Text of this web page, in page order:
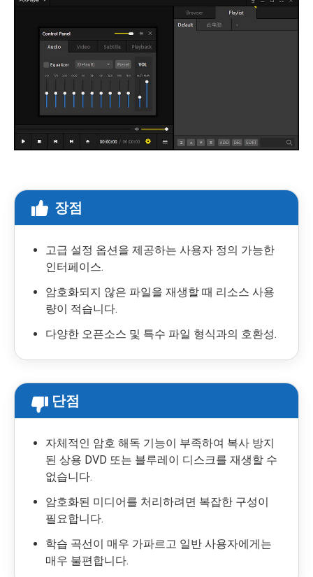
장점
고급 설정 옵션을 제공하는 사용자 정의 가능한
인터페이스.
암호화되지 않은 파일을 재생할 때 리소스 사용
량이 적습니다.
다양한 오픈소스 및 특수 파일 형식과의 호환성.
단점
자체적인 암호 해독 기능이 부족하여 복사 방지
된 상용 DVD 또는 블루레이 디스크를 재생할 수
없습니다.
암호화된 미디어를 처리하려면 복잡한 구성이
필요합니다.
학습 곡선이 매우 가파르고 일반 사용자에게는
매우 불편합니다.